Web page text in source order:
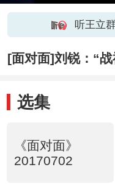
听王立
[面对面]刘锐：“
选集
《面对面》
20170702